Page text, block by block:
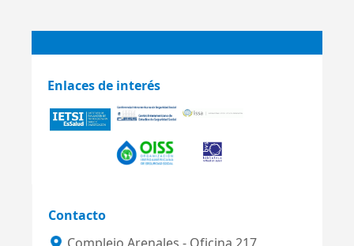
Enlaces de interés
Contacto